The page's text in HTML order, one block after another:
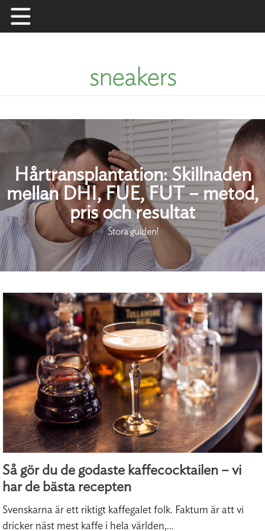
Skip
to
sneakers
Hårtransplantation: Skillnaden
mellan DHI, FUE, FUT – metod,
pris och resultat
Stora guiden!
Så gör du de godaste kaffecocktailen – vi
har de bästa recepten
Svenskarna är ett riktigt kaffegalet folk. Faktum är att vi
dricker näst mest kaffe i hela världen,...